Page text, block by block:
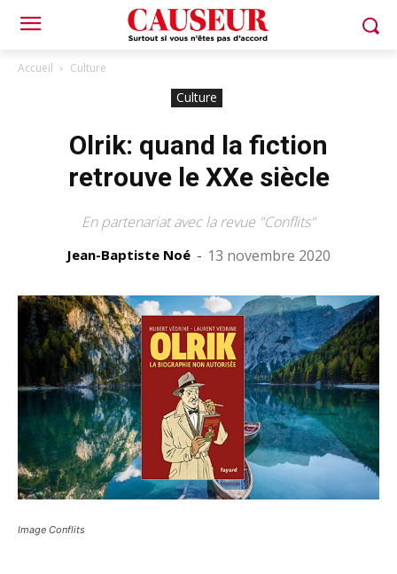
Accueil Culture
Culture
Olrik: quand la fiction
retrouve le XXe siècle
En partenariat avec la revue "Conflits"
Jean-Baptiste Noé - 13 novembre 2020
Image Conflits